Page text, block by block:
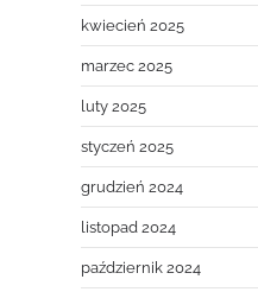
kwiecień 2025
marzec 2025
luty 2025
styczeń 2025
grudzień 2024
listopad 2024
październik 2024